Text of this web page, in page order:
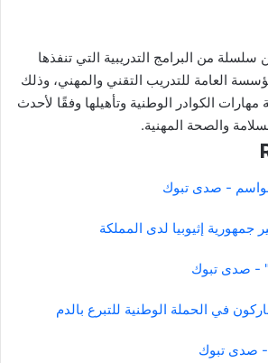
من البرامج التدريبية التي تنفذها
العامة للتدريب التقني والمهني، وذلك
الكوادر الوطنية وتأهيلها وفقًا لأحدث
والصحة المهنية.
مواسم - صدى تبوك
إثيوبيا لدى المملكة
- صدى تبوك
في الحملة الوطنية للتبرع بالدم
- صدى تبوك